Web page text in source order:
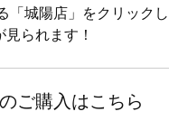
「城陽店」をクリック
られます！
ご購入はこちら